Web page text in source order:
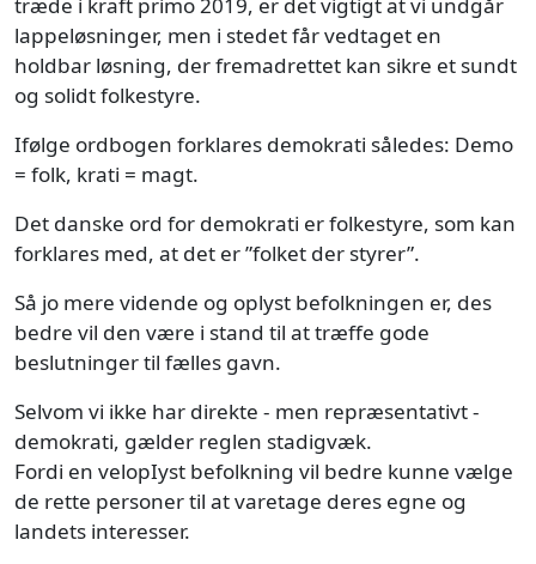
lappeløsninger, men i stedet får vedtaget en
holdbar løsning, der fremadrettet kan sikre et sundt
og solidt folkestyre.
Ifølge ordbogen forklares demokrati således: Demo
= folk, krati = magt.
Det danske ord for demokrati er folkestyre, som kan
forklares med, at det er ”folket der styrer”.
Så jo mere vidende og oplyst befolkningen er, des
bedre vil den være i stand til at træffe gode
beslutninger til fælles gavn.
Selvom vi ikke har direkte - men repræsentativt -
demokrati, gælder reglen stadigvæk.
Fordi en velopIyst befolkning vil bedre kunne vælge
de rette personer til at varetage deres egne og
landets interesser.